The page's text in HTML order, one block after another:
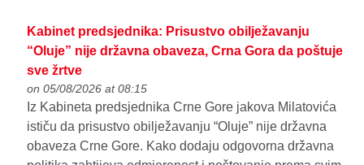
Kabinet predsjednika: Prisustvo obilježavanju
“Oluje” nije državna obaveza, Crna Gora da poštuje
sve žrtve
on 05/08/2026 at 08:15
Iz Kabineta predsjednika Crne Gore jakova Milatovića
ističu da prisustvo obilježavanju “Oluje” nije državna
obaveza Crne Gore. Kako dodaju odgovorna državna